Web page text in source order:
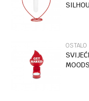
OSTALO